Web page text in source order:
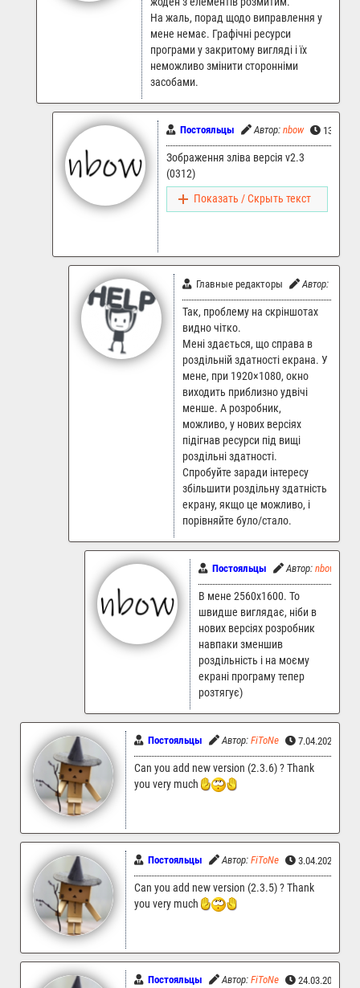
На жаль, порад щодо виправлення у
мене немає. Графічні ресурси
програми у закритому вигляді і їх
неможливо змінити сторонніми
засобами.
Постояльцы Автор: nbow
Зображення зліва версія v2.3
(0312)
Показать / Скрыть текст
Главные редакторы Автор:
Так, проблему на скріншотах
видно чітко.
Мені здається, що справа в
роздільній здатності екрана. У
мене, при 1920×1080, окно
виходить приблизно удвічі
менше. А розробник,
можливо, у нових версіях
підігнав ресурси під вищі
роздільні здатності.
Спробуйте заради інтересу
збільшити роздільну здатність
екрану, якщо це можливо, і
порівняйте було/стало.
Постояльцы Автор: nbow
В мене 2560x1600. То
швидше виглядає, ніби в
нових версіях розробник
навпаки зменшив
роздільність і на моєму
екрані програму тепер
розтягує)
Постояльцы Автор: FiToNe 7.04.2026
Can you add new version (2.3.6) ? Thank
you very much
Постояльцы Автор: FiToNe 3.04.2026
Can you add new version (2.3.5) ? Thank
you very much
Постояльцы Автор: FiToNe 24.03.2026